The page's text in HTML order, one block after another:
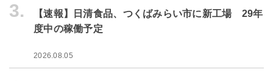
3.
【速報】日清食品、つくばみらい市に新工場 29年
度中の稼働予定
2026.08.05